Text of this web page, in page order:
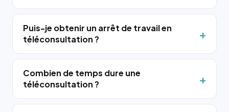
Puis-je obtenir un arrêt de travail en
téléconsultation ?
Combien de temps dure une
téléconsultation ?